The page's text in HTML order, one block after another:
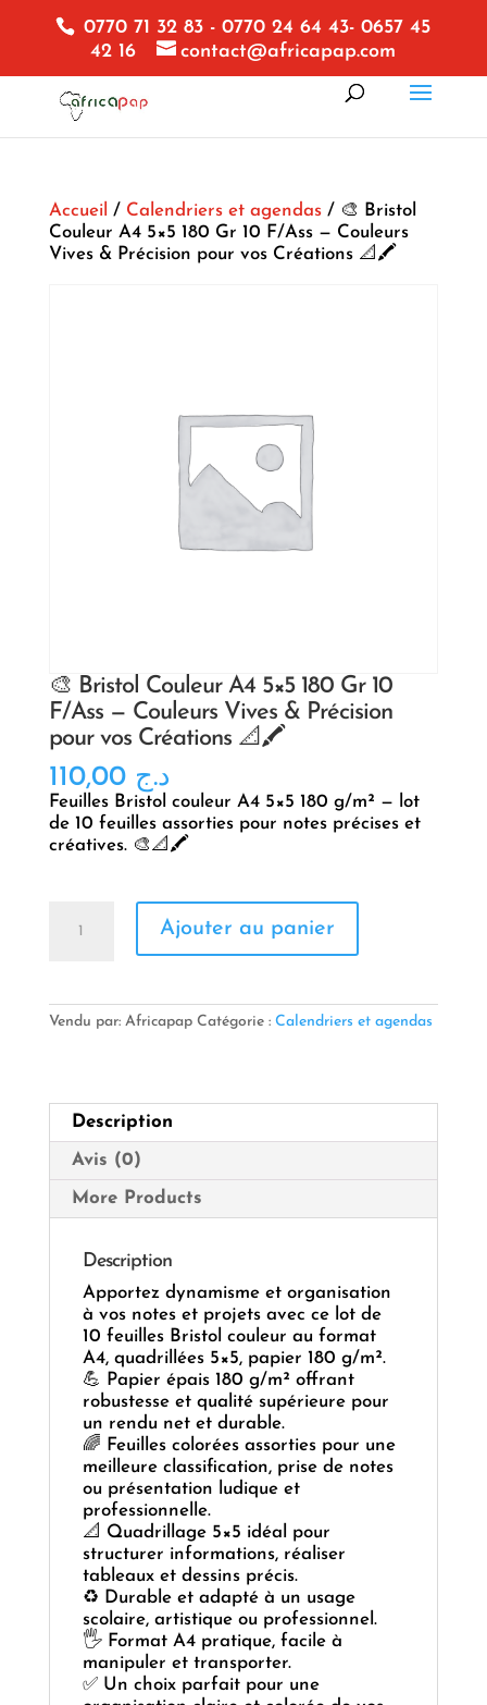
0770 71 32 83 - 0770 24 64 43- 0657 45
42 16
contact@africapap.com
Accueil / Calendriers et agendas/ 🎨 Bristol
Couleur A4 5×5 180 Gr 10 F/Ass — Couleurs
Vives & Précision pour vos Créations 📐🖍️
🎨 Bristol Couleur A4 5×5 180 Gr 10
F/Ass — Couleurs Vives & Précision
pour vos Créations 📐🖍️
د.ج 110,00
Feuilles Bristol couleur A4 5×5 180 g/m² — lot
de 10 feuilles assorties pour notes précises et
créatives. 🎨📐🖍️
A4
10
F/Ass
Couleurs
Vives
&
Créations
Ajouter au panier
Vendu par: Africapap Catégorie : Calendriers et agendas
Description
Avis (0)
More Products
Description
Apportez dynamisme et organisation
à vos notes et projets avec ce lot de
10 feuilles Bristol couleur au format
A4, quadrillées 5×5, papier 180 g/m².
💪 Papier épais 180 g/m² offrant
robustesse et qualité supérieure pour
un rendu net et durable.
🌈 Feuilles colorées assorties pour une
meilleure classification, prise de notes
ou présentation ludique et
professionnelle.
📐 Quadrillage 5×5 idéal pour
structurer informations, réaliser
tableaux et dessins précis.
♻️ Durable et adapté à un usage
scolaire, artistique ou professionnel.
🖐️ Format A4 pratique, facile à
manipuler et transporter.
✅ Un choix parfait pour une